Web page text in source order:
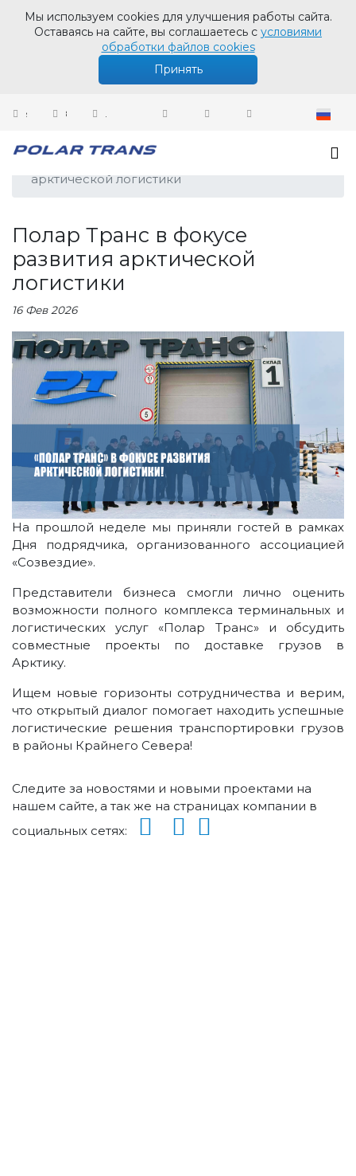
Мы используем cookies для улучшения работы сайта.
Оставаясь на сайте, вы соглашаетесь с условиями
обработки файлов cookies
Принять
sales@polartrans.ru
8 800 100 87 64
Личный кабинет
Новости
арктической логистики
Полар Транс в фокусе
развития арктической
логистики
16 Фев 2026
На прошлой неделе мы приняли гостей в рамках
Дня подрядчика, организованного ассоциацией
«Созвездие».
Представители бизнеса смогли лично оценить
возможности полного комплекса терминальных и
логистических услуг «Полар Транс» и обсудить
совместные проекты по доставке грузов в
Арктику.
Ищем новые горизонты сотрудничества и верим,
что открытый диалог помогает находить успешные
логистические решения транспортировки грузов
в районы Крайнего Севера!
Следите за новостями и новыми проектами на
нашем сайте, а так же на страницах компании в
социальных сетях: